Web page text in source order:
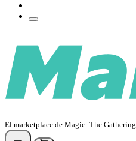
El marketplace de Magic: The Gathering.